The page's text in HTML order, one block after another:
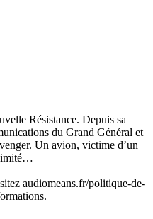
Résistance. Depuis sa
du Grand Général et
Un avion, victime d’un
audiomeans.fr/politique-de-